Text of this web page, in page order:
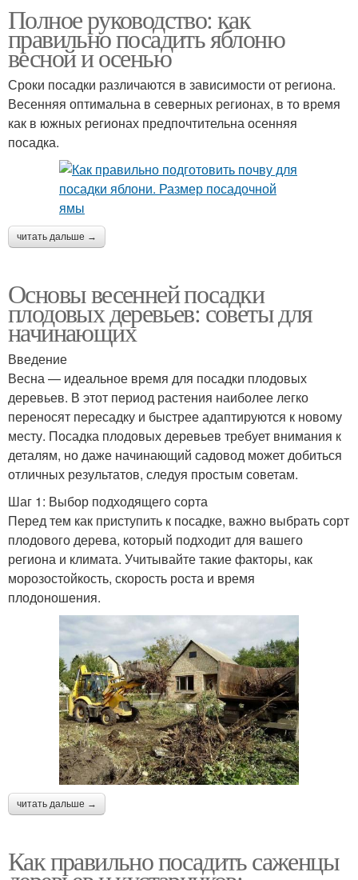
Полное руководство: как
правильно посадить яблоню
весной и осенью
Сроки посадки различаются в зависимости от региона.
Весенняя оптимальна в северных регионах, в то время
как в южных регионах предпочтительна осенняя
посадка.
читать дальше →
Основы весенней посадки
плодовых деревьев: советы для
начинающих
Введение
Весна — идеальное время для посадки плодовых
деревьев. В этот период растения наиболее легко
переносят пересадку и быстрее адаптируются к новому
месту. Посадка плодовых деревьев требует внимания к
деталям, но даже начинающий садовод может добиться
отличных результатов, следуя простым советам.
Шаг 1: Выбор подходящего сорта
Перед тем как приступить к посадке, важно выбрать сорт
плодового дерева, который подходит для вашего
региона и климата. Учитывайте такие факторы, как
морозостойкость, скорость роста и время
плодоношения.
читать дальше →
Как правильно посадить саженцы